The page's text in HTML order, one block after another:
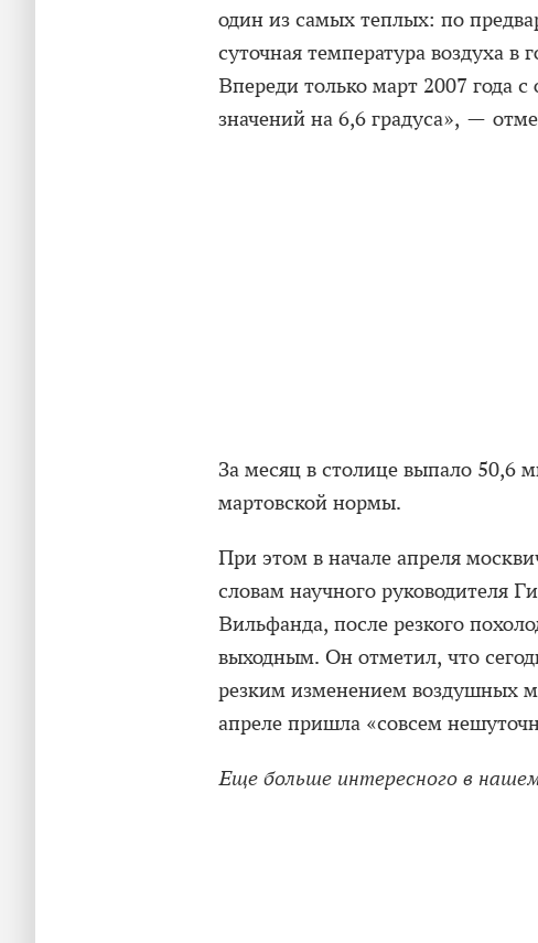
один из самых теплых: по
суточная температура воздуха в
Впереди только март 2007 года
значений на 6,6 градуса», —
За месяц в столице выпало 50,6
мартовской нормы.
При этом в начале апреля
словам научного руководителя
Вильфанда, после резкого
выходным. Он отметил, что
резким изменением воздушных
апреле пришла «совсем
Еще больше интересного в